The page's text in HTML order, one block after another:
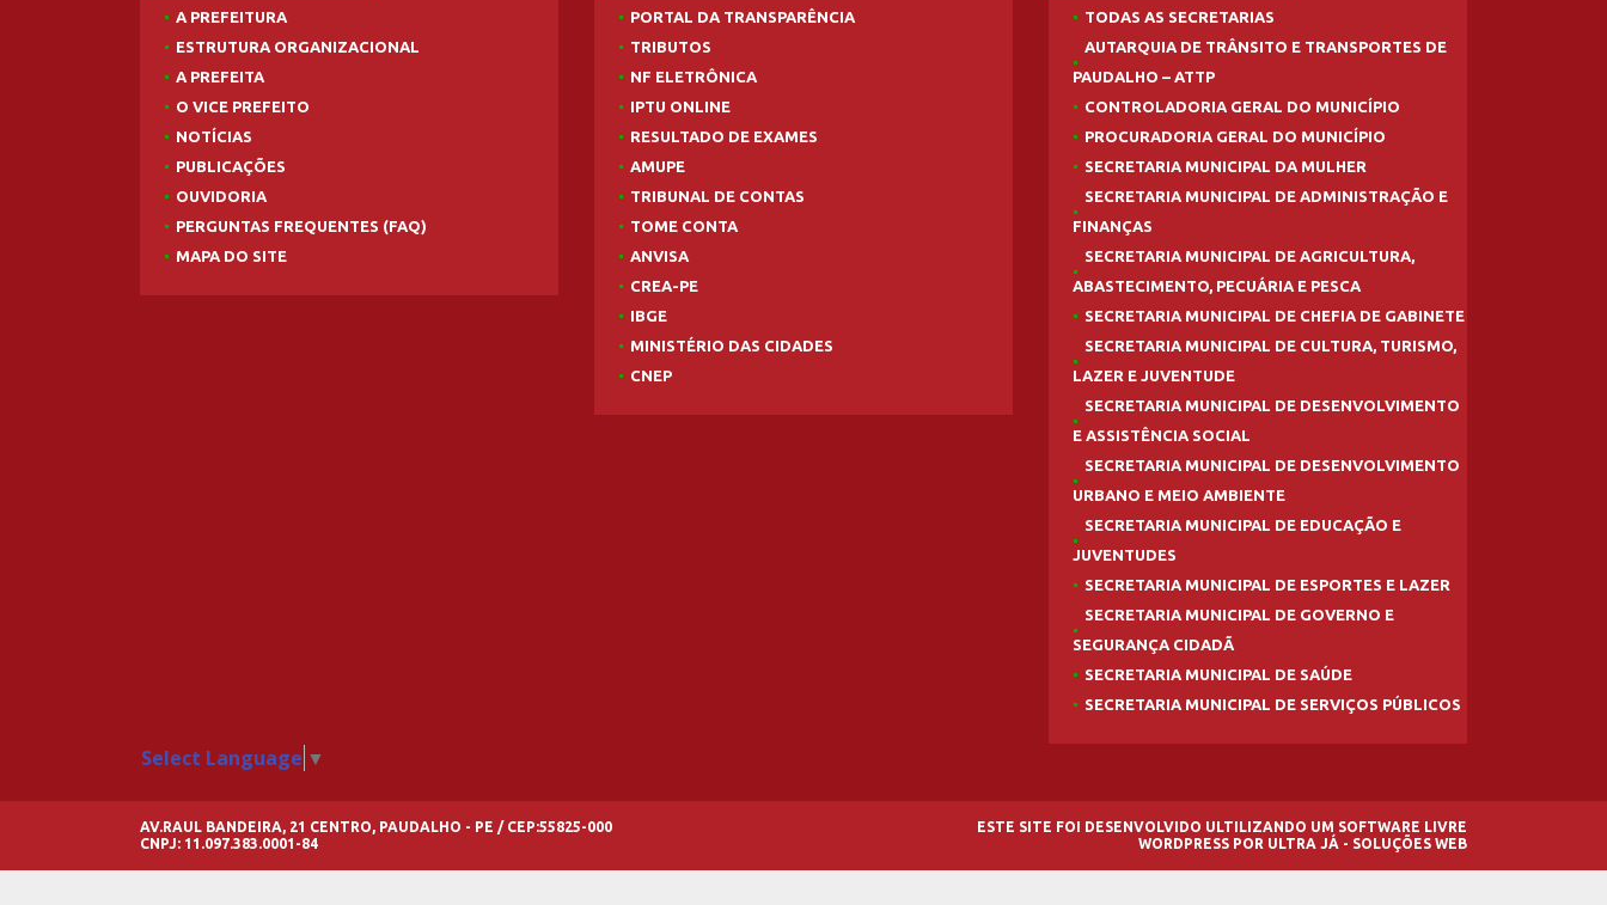
A PREFEITURA
ESTRUTURA ORGANIZACIONAL
A PREFEITA
O VICE PREFEITO
NOTÍCIAS
PUBLICAÇÕES
OUVIDORIA
PERGUNTAS FREQUENTES (FAQ)
MAPA DO SITE
PORTAL DA TRANSPARÊNCIA
TRIBUTOS
NF ELETRÔNICA
IPTU ONLINE
RESULTADO DE EXAMES
AMUPE
TRIBUNAL DE CONTAS
TOME CONTA
ANVISA
CREA-PE
IBGE
MINISTÉRIO DAS CIDADES
CNEP
TODAS AS SECRETARIAS
AUTARQUIA DE TRÂNSITO E TRANSPORTES DE
PAUDALHO – ATTP
CONTROLADORIA GERAL DO MUNICÍPIO
PROCURADORIA GERAL DO MUNICÍPIO
SECRETARIA MUNICIPAL DA MULHER
SECRETARIA MUNICIPAL DE ADMINISTRAÇÃO E
FINANÇAS
SECRETARIA MUNICIPAL DE AGRICULTURA,
ABASTECIMENTO, PECUÁRIA E PESCA
SECRETARIA MUNICIPAL DE CHEFIA DE GABINETE
SECRETARIA MUNICIPAL DE CULTURA, TURISMO,
LAZER E JUVENTUDE
SECRETARIA MUNICIPAL DE DESENVOLVIMENTO
E ASSISTÊNCIA SOCIAL
SECRETARIA MUNICIPAL DE DESENVOLVIMENTO
URBANO E MEIO AMBIENTE
SECRETARIA MUNICIPAL DE EDUCAÇÃO E
JUVENTUDES
SECRETARIA MUNICIPAL DE ESPORTES E LAZER
SECRETARIA MUNICIPAL DE GOVERNO E
SEGURANÇA CIDADÃ
SECRETARIA MUNICIPAL DE SAÚDE
SECRETARIA MUNICIPAL DE SERVIÇOS PÚBLICOS
Select Language ▼
AV.RAUL BANDEIRA, 21 CENTRO, PAUDALHO - PE / CEP:55825-000
CNPJ: 11.097.383.0001-84
ESTE SITE FOI DESENVOLVIDO ULTILIZANDO UM SOFTWARE LIVRE
WORDPRESS POR ULTRA JÁ - SOLUÇÕES WEB